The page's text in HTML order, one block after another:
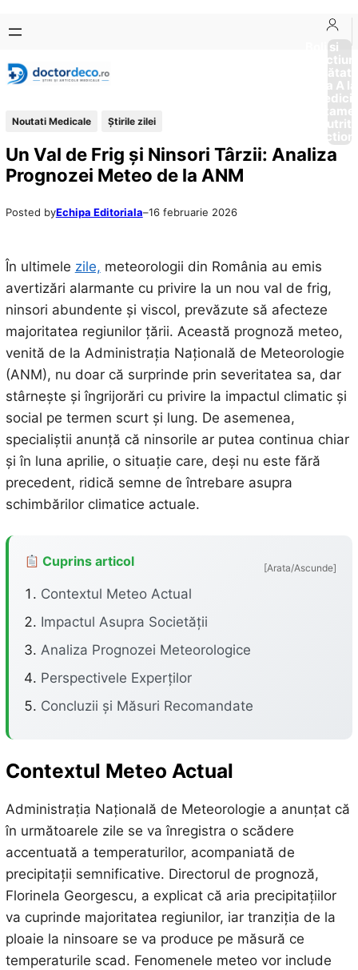
conținut
content
Boli si
Afectiuni
Sănătate
de la A
Noutati Medicale Știrile zilei
Un Val de Frig și Ninsori Târzii: Analiza
Prognozei Meteo de la ANM
Posted byEchipa Editoriala–16 februarie 2026
În ultimele zile, meteorologii din România au emis
avertizări alarmante cu privire la un nou val de frig,
ninsori abundente și viscol, prevăzute să afecteze
majoritatea regiunilor țării. Această prognoză meteo,
venită de la Administrația Națională de Meteorologie
(ANM), nu doar că surprinde prin severitatea sa, dar
stârnește și îngrijorări cu privire la impactul climatic și
social pe termen scurt și lung. De asemenea,
specialiștii anunță că ninsorile ar putea continua chiar
și în luna aprilie, o situație care, deși nu este fără
precedent, ridică semne de întrebare asupra
schimbărilor climatice actuale.
Cuprins articol [Arata/Ascunde]
Contextul Meteo Actual
Impactul Asupra Societății
Analiza Prognozei Meteorologice
Perspectivele Experților
Concluzii și Măsuri Recomandate
Contextul Meteo Actual
Administrația Națională de Meteorologie a anunțat că
în următoarele zile se va înregistra o scădere
accentuată a temperaturilor, acompaniată de
precipitații semnificative. Directorul de prognoză,
Florinela Georgescu, a explicat că aria precipitațiilor
va cuprinde majoritatea regiunilor, iar tranziția de la
ploaie la ninsoare se va produce pe măsură ce
temperaturile scad. Fenomenele meteo vor include